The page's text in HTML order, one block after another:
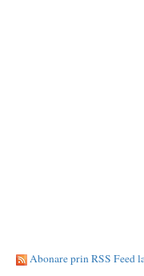
Abonare prin RSS Feed